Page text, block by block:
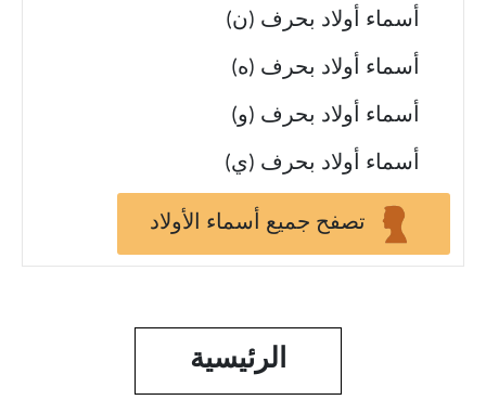
أسماء أولاد بحرف (ن)
أسماء أولاد بحرف (ه)
أسماء أولاد بحرف (و)
أسماء أولاد بحرف (ي)
تصفح جميع أسماء الأولاد
الرئيسية